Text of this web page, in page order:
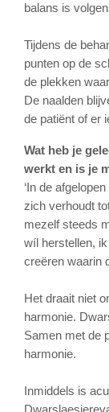
balans is
Tijdens de
punten op de
de plekken
De naalden
de patiënt of er
Wat heb je
werkt en is je
‘In de
zich verhoudt
mezelf steeds
wíl herstellen,
creëren waarin
Het draait niet
harmonie.
Samen met de
harmonie.
Inmiddels is